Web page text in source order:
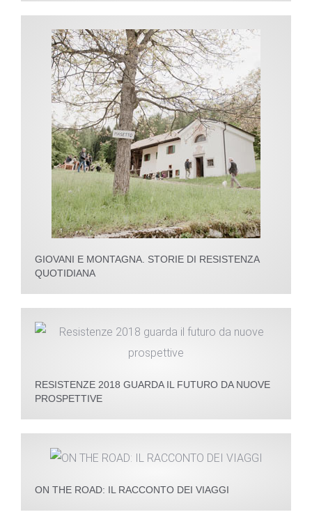
GIOVANI E MONTAGNA. STORIE DI RESISTENZA
QUOTIDIANA
RESISTENZE 2018 GUARDA IL FUTURO DA NUOVE
PROSPETTIVE
ON THE ROAD: IL RACCONTO DEI VIAGGI